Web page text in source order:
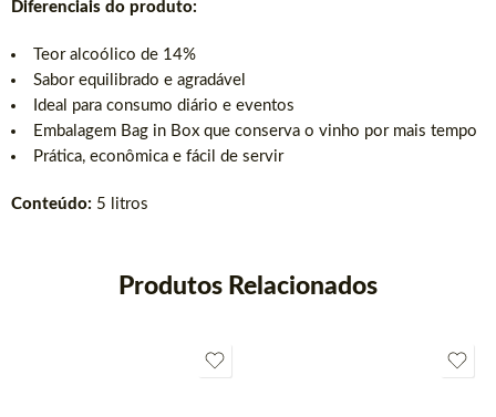
Diferenciais do produto:
Teor alcoólico de 14%
Sabor equilibrado e agradável
Ideal para consumo diário e eventos
Embalagem Bag in Box que conserva o vinho por mais tempo
Prática, econômica e fácil de servir
Conteúdo: 5 litros
Produtos Relacionados